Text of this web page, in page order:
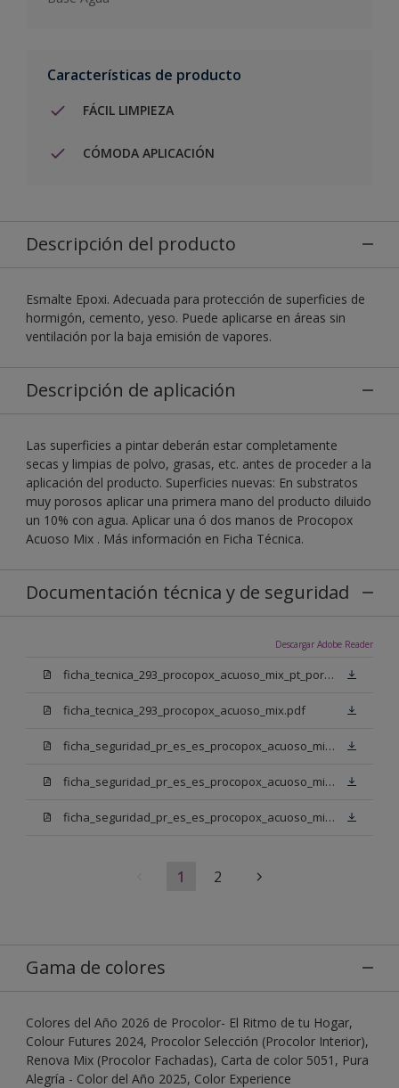
Características de producto
FÁCIL LIMPIEZA
CÓMODA APLICACIÓN
Descripción del producto
Esmalte Epoxi. Adecuada para protección de superficies de
hormigón, cemento, yeso. Puede aplicarse en áreas sin
ventilación por la baja emisión de vapores.
Descripción de aplicación
Las superficies a pintar deberán estar completamente
secas y limpias de polvo, grasas, etc. antes de proceder a la
aplicación del producto. Superficies nuevas: En substratos
muy porosos aplicar una primera mano del producto diluido
un 10% con agua. Aplicar una ó dos manos de Procopox
Acuoso Mix . Más información en Ficha Técnica.
Documentación técnica y de seguridad
Descargar Adobe Reader
ficha_tecnica_293_procopox_acuoso_mix_pt_portugal.pdf
ficha_tecnica_293_procopox_acuoso_mix.pdf
ficha_seguridad_pr_es_es_procopox_acuoso_mix_bb.pdf
ficha_seguridad_pr_es_es_procopox_acuoso_mix_bm.pdf
ficha_seguridad_pr_es_es_procopox_acuoso_mix_bn.pdf
1 2
Gama de colores
Colores del Año 2026 de Procolor- El Ritmo de tu Hogar,
Colour Futures 2024, Procolor Selección (Procolor Interior),
Renova Mix (Procolor Fachadas), Carta de color 5051, Pura
Alegría - Color del Año 2025, Color Experience